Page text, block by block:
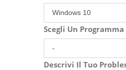
Scegli Un
Descrivi Il Tuo